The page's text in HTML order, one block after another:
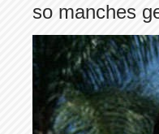
so manches